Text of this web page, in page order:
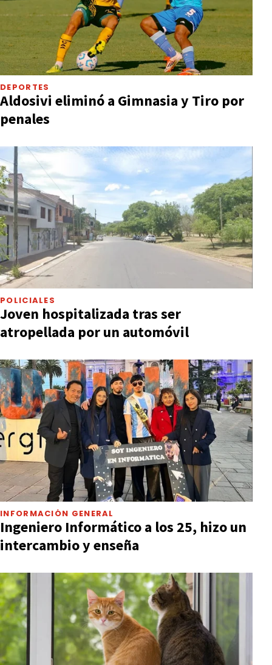
DEPORTES
Aldosivi eliminó a Gimnasia y Tiro por
penales
POLICIALES
Joven hospitalizada tras ser
atropellada por un automóvil
INFORMACIÓN GENERAL
Ingeniero Informático a los 25, hizo un
intercambio y enseña